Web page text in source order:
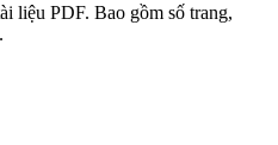
liệu PDF. Bao gồm số trang,